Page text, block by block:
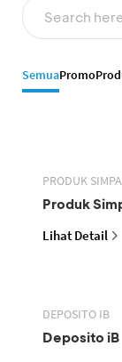
SemuaPromo
PRODUK
Produk
Lihat Detail
DEPOSITO IB
Deposito iB